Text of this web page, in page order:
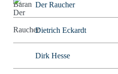
Der Raucher
Dietrich Eckardt
Dirk Hesse